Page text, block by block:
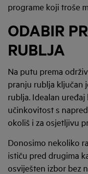
programe koji troše
ODABIR
RUBLJA
Na putu prema
pranju rublja ključan
rublja. Idealan
učinkovitost s
okoliš i za osjetljivu
Donosimo nekoliko
ističu pred drugima
osviješten izbor bez